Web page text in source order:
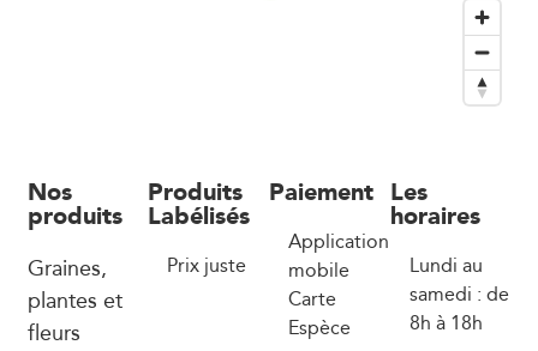
Nos
produits
Graines,
plantes et
fleurs
Produits
Labélisés
Prix juste
Paiement
Application
mobile
Carte
Espèce
Les
horaires
Lundi au
samedi : de
8h à 18h